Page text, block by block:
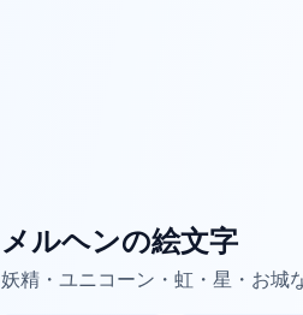
メルヘンの絵文字
妖精・ユニコーン・虹・星・お城